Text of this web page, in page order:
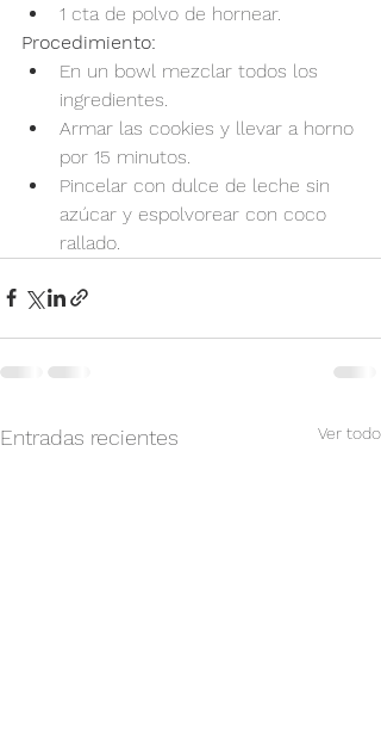
1 cta de polvo de hornear.
Procedimiento:
En un bowl mezclar todos los
ingredientes.
Armar las cookies y llevar a horno
por 15 minutos.
Pincelar con dulce de leche sin
azúcar y espolvorear con coco
rallado.
Entradas recientes Ver todo